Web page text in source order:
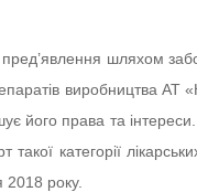
шляхом
виробництва АТ
його права та
категорії
2018 року.